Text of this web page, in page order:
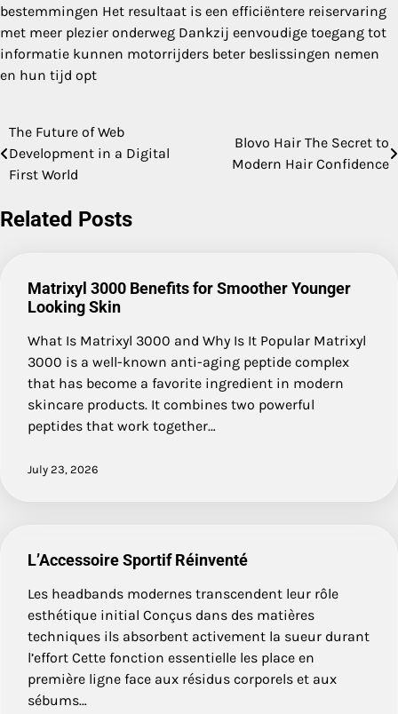
bestemmingen Het resultaat is een efficiëntere reiservaring
met meer plezier onderweg Dankzij eenvoudige toegang tot
informatie kunnen motorrijders beter beslissingen nemen
en hun tijd opt
Post
navigation
The Future of Web
Development in a Digital
First World
Blovo Hair The Secret to
Modern Hair Confidence
Related Posts
Matrixyl 3000 Benefits for Smoother Younger
Looking Skin
What Is Matrixyl 3000 and Why Is It Popular Matrixyl
3000 is a well-known anti-aging peptide complex
that has become a favorite ingredient in modern
skincare products. It combines two powerful
peptides that work together…
July 23, 2026
L’Accessoire Sportif Réinventé
Les headbands modernes transcendent leur rôle
esthétique initial Conçus dans des matières
techniques ils absorbent activement la sueur durant
l’effort Cette fonction essentielle les place en
première ligne face aux résidus corporels et aux
sébums…